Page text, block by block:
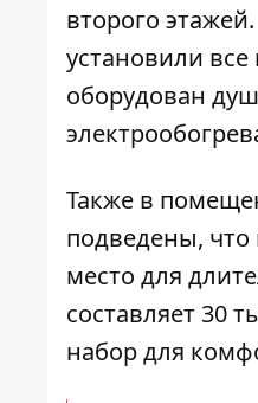
второго этажей.
установили
оборудован
Также в
подведены, что
место для
составляет 30
набор для